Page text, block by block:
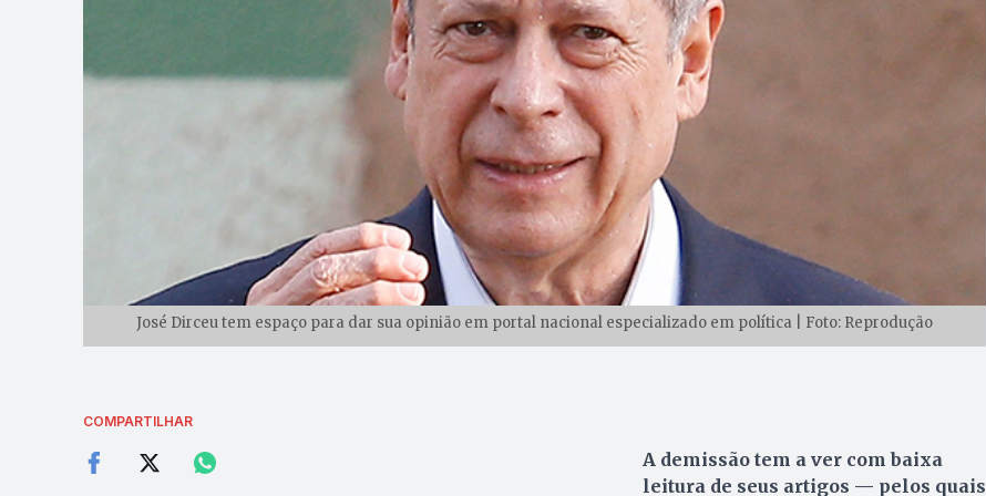
José Dirceu tem espaço para dar sua opinião em portal nacional especializado em política | Foto: Reprodução
COMPARTILHAR
A demissão tem a ver com baixa
leitura de seus artigos — pelos quais